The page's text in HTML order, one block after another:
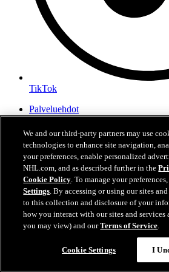
TikTok
Palveluehdot
Tietosuojakäytäntö
Evästekäytännöt
Evästeasetukset
We and our third-party partners may use
technologies to enhance site navigation,
your preferences, enable personalized
NHL.com, and as described further in the
Cookie Policy. To manage your
Settings. By accessing or using our sites
to this collection and disclosure of your
how you interact with our sites and services
you may view) and ourTerms of Service.
Cookie Settings I